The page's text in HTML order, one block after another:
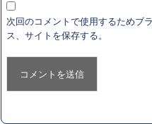
次回のコメントで使用するためブ
ス、サイトを保存する。